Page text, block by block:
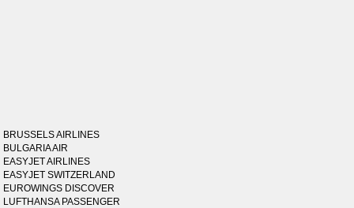
BRUSSELS AIRLINES
BULGARIA AIR
EASYJET AIRLINES
EASYJET SWITZERLAND
EUROWINGS DISCOVER
LUFTHANSA PASSENGER